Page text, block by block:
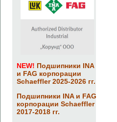
NEW! Подшипники INA
и FAG корпорации
Schaeffler 2025-2026 гг.
Подшипники INA и FAG
корпорации Schaeffler
2017-2018 гг.